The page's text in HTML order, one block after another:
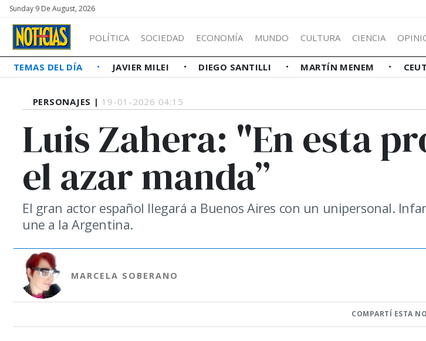
Sunday 9 De August, 2026
POLÍTICA SOCIEDAD ECONOMÍA MUNDO CULTURA CIENCIA
TEMAS DEL DÍA JAVIER MILEI DIEGO SANTILLI MARTÍN MENEM
PERSONAJES | 19-01-2026 04:15
Luis Zahera: "En esta
el azar manda”
El gran actor español llegará a Buenos Aires con un unipersonal.
une a la Argentina.
MARCELA SOBERANO
COMPARTÍ ESTA